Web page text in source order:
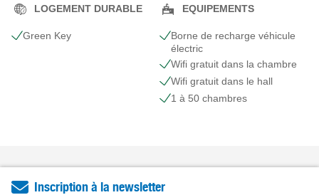
LOGEMENT DURABLE
Green Key
EQUIPEMENTS
Borne de recharge véhicule
électric
Wifi gratuit dans la chambre
Wifi gratuit dans le hall
1 à 50 chambres
Inscription à la newsletter